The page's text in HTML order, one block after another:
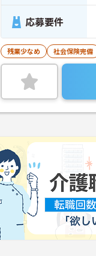
応募要件
残業少なめ 社会保険完備